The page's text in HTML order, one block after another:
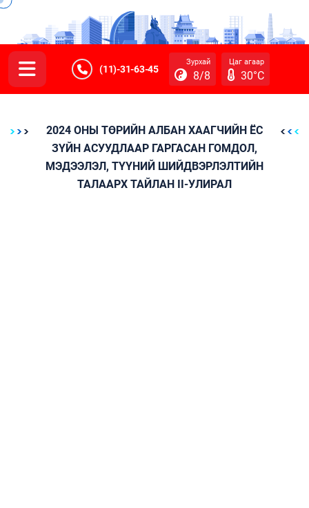
(11)-31-63-45
Зурхай
8/8
Цаг агаар
30°C
2024 ОНЫ ТӨРИЙН АЛБАН ХААГЧИЙН ЁС
ЗҮЙН АСУУДЛААР ГАРГАСАН ГОМДОЛ,
МЭДЭЭЛЭЛ, ТҮҮНИЙ ШИЙДВЭРЛЭЛТИЙН
ТАЛААРХ ТАЙЛАН II-УЛИРАЛ